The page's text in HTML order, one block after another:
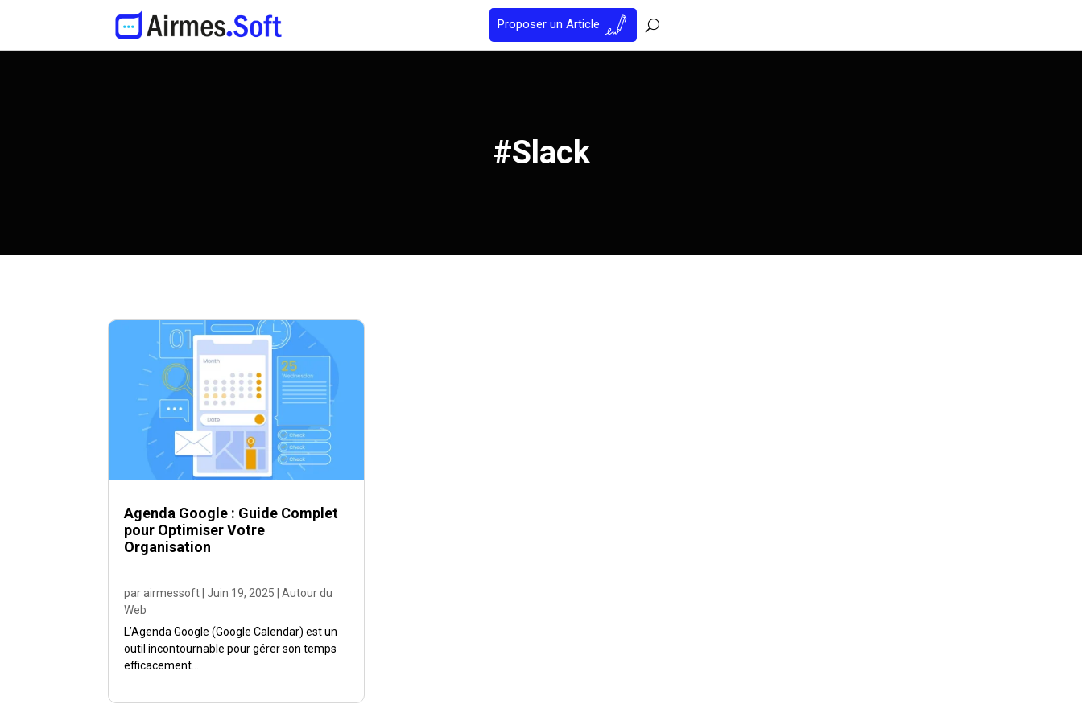
Proposer un Article
#Slack
Agenda Google : Guide Complet
pour Optimiser Votre
Organisation
parairmessoft |Juin 19, 2025 |Autour du
Web
L’Agenda Google (Google Calendar) est un
outil incontournable pour gérer son temps
efficacement....